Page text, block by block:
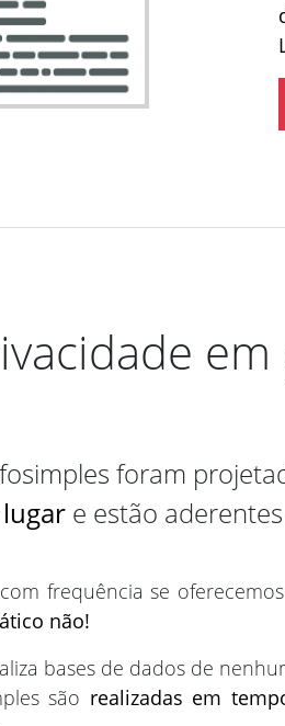
foram
e estão
frequência se
não!
bases de dados de
são realizadas em